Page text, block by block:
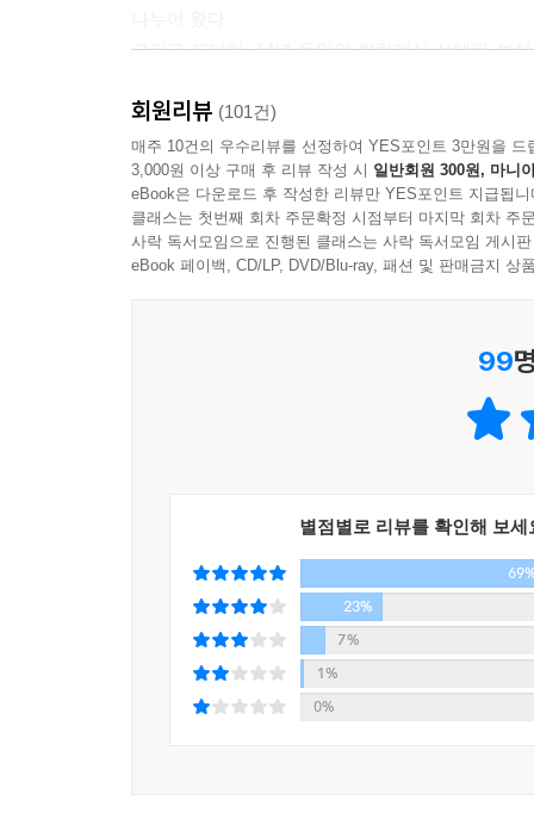
그리고 드디어, 14년 동안의 칼럼에서 선택된 보
가장 낮은 곳에서, 그리고 절정의 인생에서 깨달은
『타임』 선정 ‘20세기의 위대한 인물’, 『포브
유년기는 불행의 연속이었다. 1954년 미시시피
보냈다. 아홉 살 때 사촌오빠에게 강간을 당했고,
그녀가 자신의 존재 의의를 찾은 것은 방송 일
오프라 윈프리 쇼로 바꿔 본격적인 성공 가도
쌓은 인생 내공은 그녀가 다른 사람들의 삶을
고통스러운 기억을 파헤쳐, 거기에서 건진 빛나는
이 책에는 오프라 윈프리가 진 시스켈의 질문
인생의 교훈들이 담겨 있다. 14년이란 오랜 기간
회원리뷰 (101건)
매주 10건의 우수리뷰를 선정하여 YES포인트 3만원을 드
3,000원 이상 구매 후 리뷰 작성 시 일반회원 300원, 마니
eBook은 다운로드 후 작성한 리뷰만 YES포인트 지급됩니
클래스는 첫번째 회차 주문확정 시점부터 마지막 회차 주
사락 독서모임으로 진행된 클래스는 사락 독서모임 게시
eBook 페이백, CD/LP, DVD/Blu-ray, 패션 및 판매금지 상
99
별점별로 리뷰를 확인해 보세
23%
7%
1%
0%